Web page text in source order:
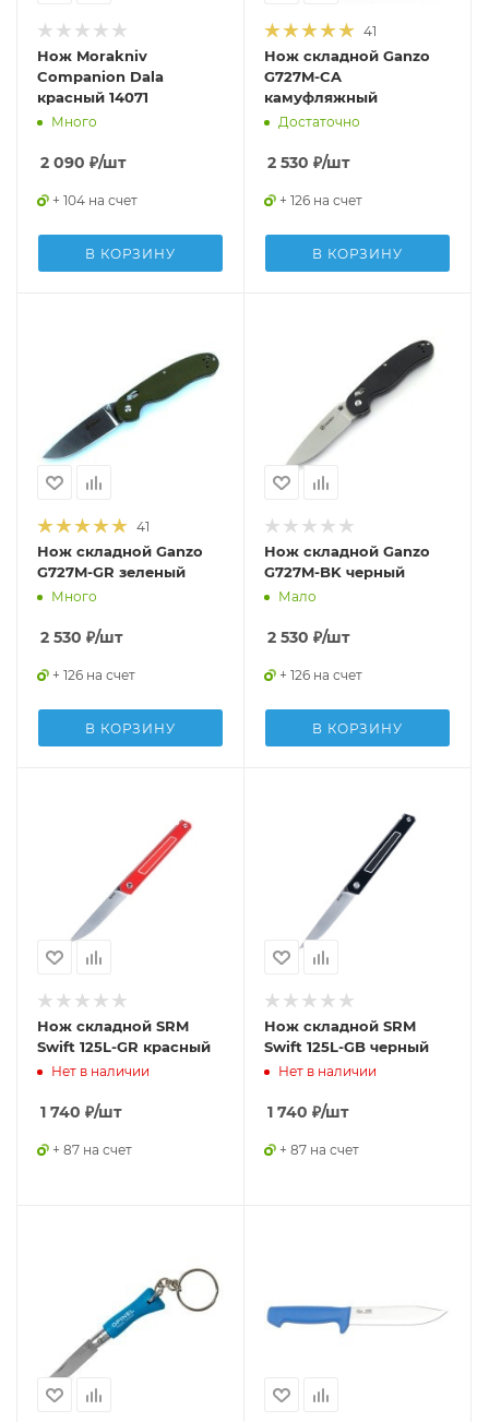
Нож Morakniv
Companion Dala
красный 14071
Много
2 090 ₽/шт
+ 104 на счет
В КОРЗИНУ
41
Нож складной Ganzo
G727M-CA
камуфляжный
Достаточно
2 530 ₽/шт
+ 126 на счет
В КОРЗИНУ
41
Нож складной Ganzo
G727M-GR зеленый
Много
2 530 ₽/шт
+ 126 на счет
В КОРЗИНУ
Нож складной Ganzo
G727M-BK черный
Мало
2 530 ₽/шт
+ 126 на счет
В КОРЗИНУ
Нож складной SRM
Swift 125L-GR красный
Нет в наличии
1 740 ₽/шт
+ 87 на счет
Нож складной SRM
Swift 125L-GB черный
Нет в наличии
1 740 ₽/шт
+ 87 на счет